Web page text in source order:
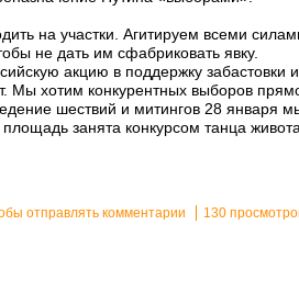
на участки. Агитируем всеми
не дать им сфабриковать явку.
акцию в поддержку забастовки
Мы хотим конкурентных выборов
шествий и митингов 28
занята конкурсом танца
отправлять комментарии 130